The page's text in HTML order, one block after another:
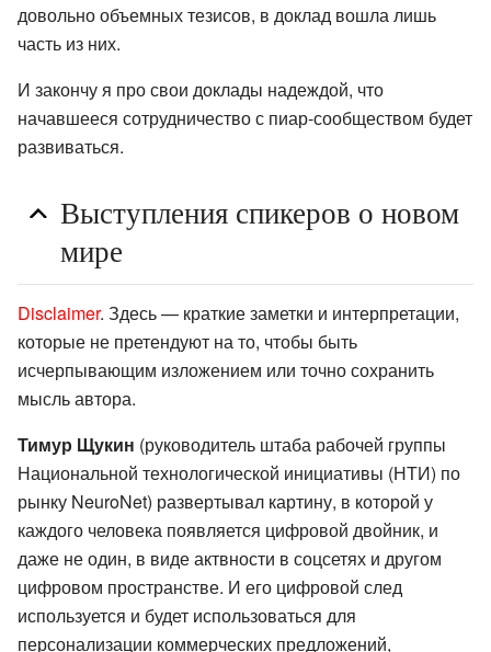
довольно объемных тезисов, в доклад вошла лишь
часть из них.
И закончу я про свои доклады надеждой, что
начавшееся сотрудничество с пиар-сообществом будет
развиваться.
Выступления спикеров о новом
мире
Disclaimer. Здесь — краткие заметки и интерпретации,
которые не претендуют на то, чтобы быть
исчерпывающим изложением или точно сохранить
мысль автора.
Тимур Щукин (руководитель штаба рабочей группы
Национальной технологической инициативы (НТИ) по
рынку NeuroNet) развертывал картину, в которой у
каждого человека появляется цифровой двойник, и
даже не один, в виде актвности в соцсетях и другом
цифровом пространстве. И его цифровой след
используется и будет использоваться для
персонализации коммерческих предложений,